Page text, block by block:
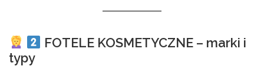
FOTELE KOSMETYCZNE – marki i
typy